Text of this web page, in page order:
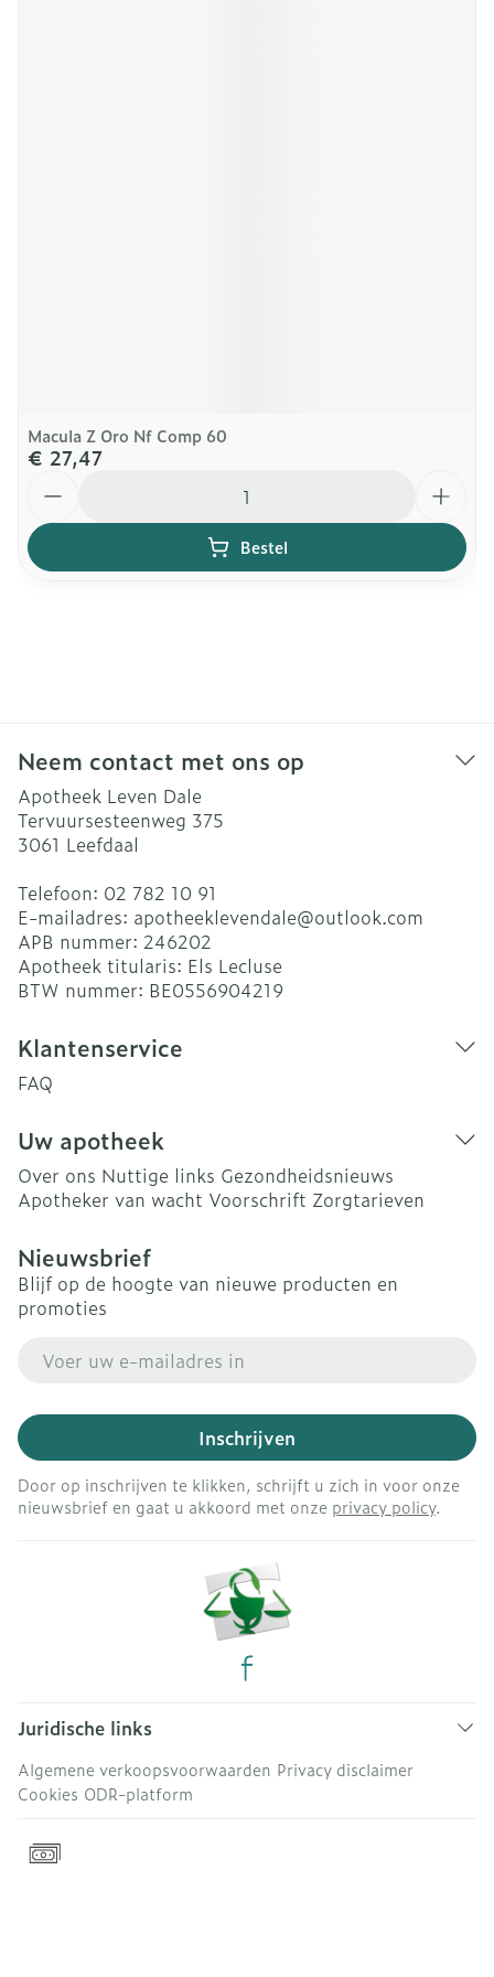
Macula Z Oro Nf Comp 60
€ 27,47
Bestel
Neem contact met ons op
Apotheek Leven Dale
Tervuursesteenweg 375
3061 Leefdaal
Telefoon: 02 782 10 91
E-mailadres: apotheeklevendale@outlook.com
APB nummer: 246202
Apotheek titularis: Els Lecluse
BTW nummer: BE0556904219
Klantenservice
FAQ
Uw apotheek
Over ons Nuttige links Gezondheidsnieuws
Apotheker van wacht Voorschrift Zorgtarieven
Nieuwsbrief
Blijf op de hoogte van nieuwe producten en
promoties
Inschrijven
Door op inschrijven te klikken, schrijft u zich in voor onze
nieuwsbrief en gaat u akkoord met onze privacy policy.
Juridische links
Algemene verkoopsvoorwaarden Privacy disclaimer
Cookies ODR-platform